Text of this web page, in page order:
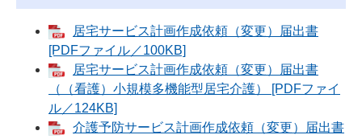
居宅サービス計画作成依頼（変更）届出書
[PDFファイル／100KB]
居宅サービス計画作成依頼（変更）届出書
（（看護）小規模多機能型居宅介護） [PDFファイ
ル／124KB]
介護予防サービス計画作成依頼（変更）届出書